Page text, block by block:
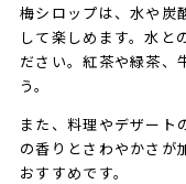
梅シロップは、水や炭
して楽しめます。水と
ださい。紅茶や緑茶、
う。
また、料理やデザート
の香りとさわやかさが
おすすめです。